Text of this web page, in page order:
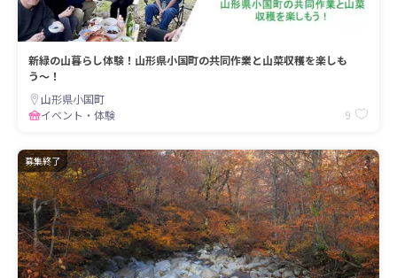
新緑の山暮らし体験！山形県小国町の共同作業と山菜収穫を楽しも
う〜！
山形県小国町
イベント・体験
9
募集終了